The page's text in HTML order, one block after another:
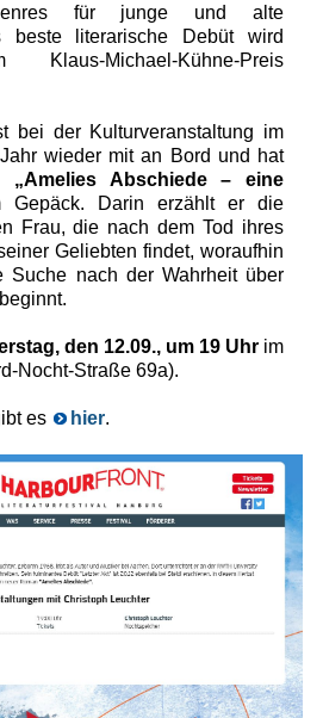
Genres für junge und alte
beste literarische Debüt wird
Michael-Kühne-Preis
bei der Kulturveranstaltung im
wieder mit an Bord und hat
„Amelies Abschiede – eine
Gepäck. Darin erzählt er die
Frau, die nach dem Tod ihres
Geliebten findet, woraufhin
Suche nach der Wahrheit über
den 12.09., um 19 Uhr im
Nocht-Straße 69a).
es hier.